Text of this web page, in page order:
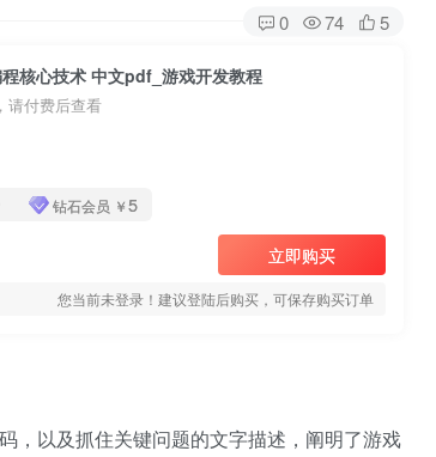
0 74 5
核心技术 中文pdf_游戏开发教程
请付费后查看
钻石会员 ￥5
立即购买
您当前未登录！建议登陆后购买，可保存购买订单
，以及抓住关键问题的文字描述，阐明了游戏